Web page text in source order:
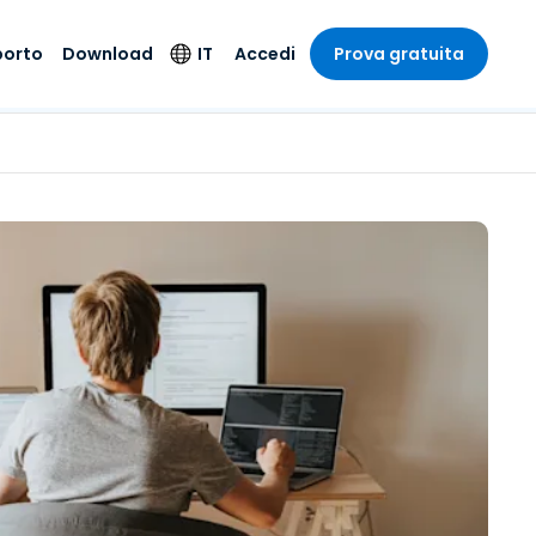
on-
Antivirus
endpoint e risposta
Accesso e controllo
Wi-Fi Foxpass
Spazio di lavoro
sicuro Zero Trust
Shield (Anti-scam)
Tutti i prodotti
sanitaria
e
e Design
contabilità
settori
Download IT
Español
Français
Italiano
Nederlands
Português
简体中文
繁體中文
Accedi Prova gratuita